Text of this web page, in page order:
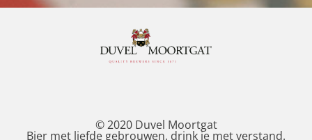
© 2020 Duvel Moortgat
Bier met liefde gebrouwen, drink je met verstand.